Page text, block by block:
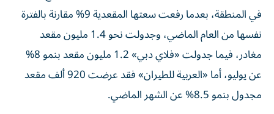
في المنطقة، بعدما رفعت سعتها المقعدية 9% مقارنة بالفترة
نفسها من العام الماضي، وجدولت نحو 1.4 مليون مقعد
مغادر، فيما جدولت «فلاي دبي» 1.2 مليون مقعد بنمو 8%
عن يوليو، أما «العربية للطيران» فقد عرضت 920 ألف مقعد
مجدول بنمو 8.5% عن الشهر الماضي.